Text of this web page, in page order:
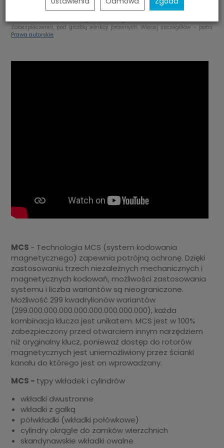
tym fotografii, grafik, banerów, znaków, tekstów itp. oraz umieszczania w/w
materiałów lub ich części w jakimkolwiek serwisie internetowym lub
serwerze, bez uprzedniego pisemnego zezwolenia firmy M-LOCK
Zabezpieczenia, pod groźbą sankcji prawnych. Więcej szczegółów - patrz
Prawa autorskie
MCS - Technologia MCS (system kodowania
magnetycznego) zapewnia potrójną ochronę. Dzięki
zastosowaniu trzech niezależnych mechanicznych i
magnetycznych kodowań, możliwości zastosowania
systemu i liczba wariantów są nieograniczone.
Możliwość 299 kwadrylionów wariantów
(299.000.000.000.000.000.000.000.000), każda
kombinacja klucza jest unikatem. MCS jest w 100%
zabezpieczony przed otwarciem innym narzędziem
niż oryginalny klucz, ponieważ dostęp do rotorów
magnetycznych jest uniemożliwiony przez ścianki
kanału do którego jest on wprowadzany.
MCS - typy wkładek i cylindrów
wkładki dwustronne
wkładki z gałką
półwkładki (wkładki połówkowe)
cylindry okrągłe do zamków wierzchnich
skandynawskie wkładki owalne